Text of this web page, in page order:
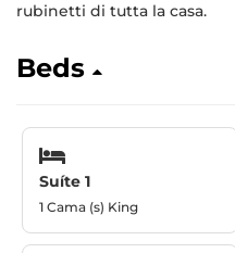
rubinetti di tutta la casa.
Beds
Suíte 1
1 Cama (s) King